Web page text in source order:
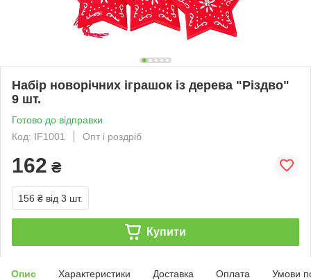
Набір новорічних іграшок із дерева "Різдво"
9 шт.
Готово до відправки
Код: IF1001
Опт і роздріб
162 ₴
156 ₴ від 3 шт.
Купити
Опис Характеристики Доставка Оплата Умови